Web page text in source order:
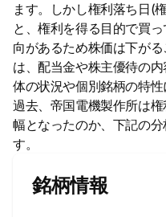
ます。しかし権利落ち日(
と、権利を得る目的で買
向があるため株価は下が
は、配当金や株主優待の
体の状況や個別銘柄の特
過去、帝国電機製作所は
幅となったのか、下記の
す。
銘柄情報